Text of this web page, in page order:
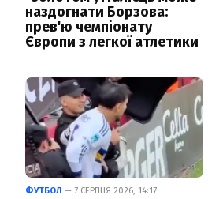
наздогнати Борзова:
прев'ю чемпіонату
Європи з легкої атлетики
ФУТБОЛ — 7 СЕРПНЯ 2026, 14:17